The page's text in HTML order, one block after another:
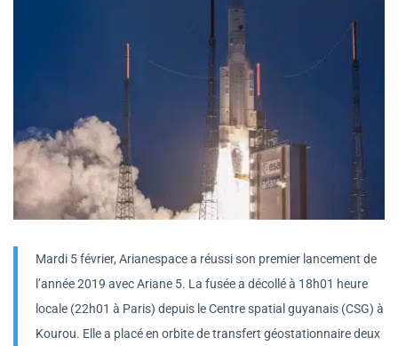
Mardi 5 février, Arianespace a réussi son premier lancement de
l’année 2019 avec Ariane 5. La fusée a décollé à 18h01 heure
locale (22h01 à Paris) depuis le Centre spatial guyanais (CSG) à
Kourou. Elle a placé en orbite de transfert géostationnaire deux